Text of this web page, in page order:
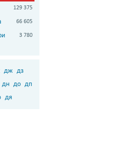
129 375
66 605
3 780
дж дз
дн до дп
дя